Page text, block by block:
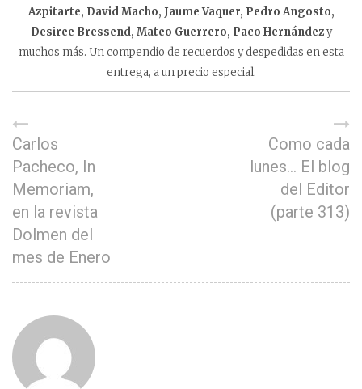
Azpitarte, David Macho, Jaume Vaquer, Pedro Angosto,
Desiree Bressend, Mateo Guerrero, Paco Hernándezy
muchos más. Un compendio de recuerdos y despedidas en esta
entrega, a un precio especial.
Carlos
Pacheco, In
Memoriam,
en la revista
Dolmen del
mes de Enero
Como cada
lunes… El blog
del Editor
(parte 313)